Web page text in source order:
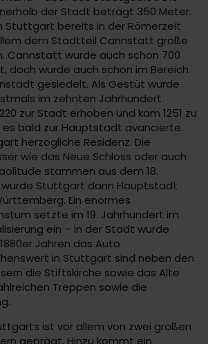
der Stadt beträgt 350 Meter.
Stuttgart bereits in der Römerzeit
dem Stadtteil Cannstatt große
Cannstatt wurde auch schon 700
doch wurde auch schon im Bereich
gesiedelt. Als Gestüt wurde
im zehnten Jahrhundert
zur Stadt erhoben und kam 1251 zu
bald zur Hauptstadt avancierte.
herzogliche Residenz. Die
wie das Neue Schloss oder auch
stammen aus dem 18.
wurde Stuttgart dann Hauptstadt
Ein enormes
setzte im 19. Jahrhundert im
ein – in der Stadt wurde
Jahren das Auto
in Stuttgart sind neben den
die Stiftskirche sowie das Alte
Treppen sowie die
ist vor allem von zwei großen
geprägt. Hinzu kommt ein